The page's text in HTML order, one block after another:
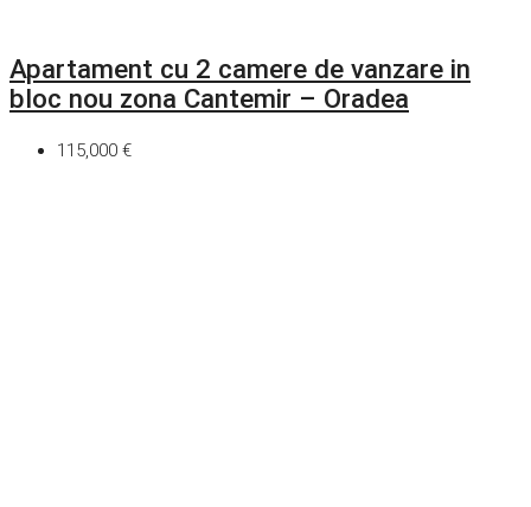
Apartament cu 2 camere de vanzare in
bloc nou zona Cantemir – Oradea
115,000 €